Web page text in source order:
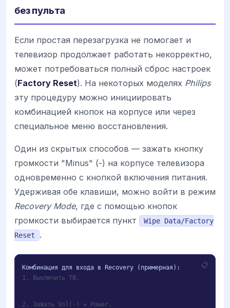
без пульта
Если простая перезагрузка не помогает и
телевизор продолжает работать некорректно,
может потребоваться полный сброс настроек
(Factory Reset). На некоторых моделях Philips
эту процедуру можно инициировать
комбинацией кнопок на корпусе или через
специальное меню восстановления.
Один из скрытых способов — зажать кнопку
громкости "Minus" (-) на корпусе телевизора
одновременно с кнопкой включения питания.
Удерживая обе клавиши, можно войти в режим
Recovery Mode, где с помощью кнопок
громкости выбирается пункт
Wipe Data/Factory
Reset
.
1. Выключить ТВ.
2. Зажать Vol(-) + Power.